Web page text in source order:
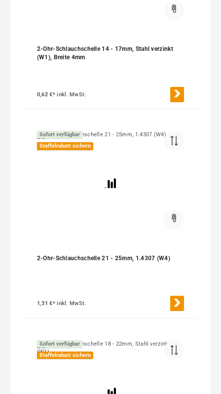
2-Ohr-Schlauchschelle 14 - 17mm, Stahl verzinkt
(W1), Breite 4mm
0,62 €*inkl. MwSt.
Sofort verfügbar
Staffelrabatt sichern
2-Ohr-Schlauchschelle 21 - 25mm, 1.4307 (W4)
1,31 €*inkl. MwSt.
Sofort verfügbar
Staffelrabatt sichern